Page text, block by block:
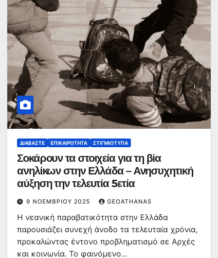
ΔΙΑΒΆΣΤΕ ΕΠΙΚΑΙΡΌΤΗΤΑ ΣΤΙΓΜΙΌΤΥΠΑ
Σοκάρουν τα στοιχεία για τη βία
ανηλίκων στην Ελλάδα – Ανησυχητική
αύξηση την τελευτία 5ετία
9 ΝΟΕΜΒΡΊΟΥ 2025 GEOATHANAS
Η νεανική παραβατικότητα στην Ελλάδα
παρουσιάζει συνεχή άνοδο τα τελευταία χρόνια,
προκαλώντας έντονο προβληματισμό σε Αρχές
και κοινωνία. Το φαινόμενο…